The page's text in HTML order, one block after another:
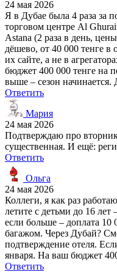
24 мая 2026
Я в Дубае была 4 раза за
торговом центре Al
Astana (2 раза в день,
дёшево, от 40 000 тенге
их сайте, а не в
бюджет 400 000 тенге на
выше – сезон
Ответить
Мария
24 мая 2026
Подтверждаю про
существенная. И ещё:
Ответить
Ольга
24 мая 2026
Коллеги, я как раз
летите с детьми до 16
если больше – доплата 10
багажом. Через Дубай?
подтверждение отеля.
января. На ваш бюджет
Ответить